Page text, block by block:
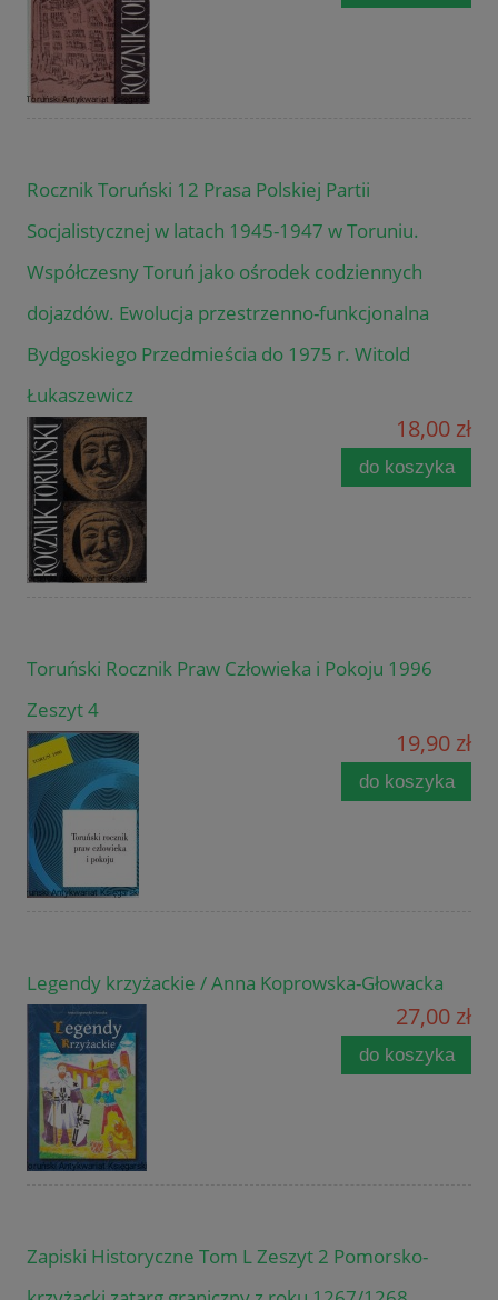
Rocznik Toruński 12 Prasa Polskiej Partii
Socjalistycznej w latach 1945-1947 w Toruniu.
Współczesny Toruń jako ośrodek codziennych
dojazdów. Ewolucja przestrzenno-funkcjonalna
Bydgoskiego Przedmieścia do 1975 r. Witold
Łukaszewicz
18,00 zł
do koszyka
Toruński Rocznik Praw Człowieka i Pokoju 1996
Zeszyt 4
19,90 zł
do koszyka
Legendy krzyżackie / Anna Koprowska-Głowacka
27,00 zł
do koszyka
Zapiski Historyczne Tom L Zeszyt 2 Pomorsko-